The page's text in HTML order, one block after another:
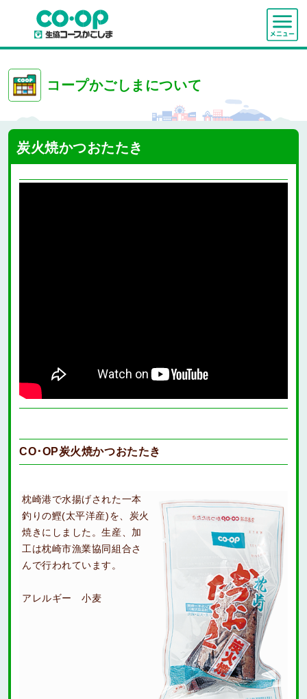
コープかごしまについて
炭火焼かつおたたき
CO･OP炭火焼かつおたたき
枕崎港で水揚げされた一本
釣りの鰹(太平洋産)を、炭火
焼きにしました。生産、加
工は枕崎市漁業協同組合さ
んで行われています。
アレルギー 小麦